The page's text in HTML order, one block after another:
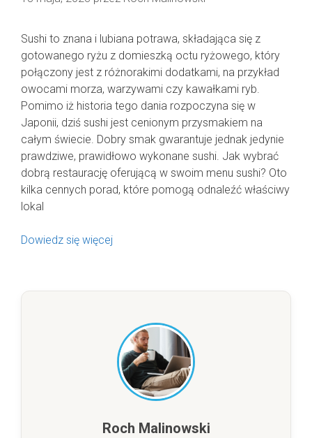
Sushi to znana i lubiana potrawa, składająca się z
gotowanego ryżu z domieszką octu ryżowego, który
połączony jest z różnorakimi dodatkami, na przykład
owocami morza, warzywami czy kawałkami ryb.
Pomimo iż historia tego dania rozpoczyna się w
Japonii, dziś sushi jest cenionym przysmakiem na
całym świecie. Dobry smak gwarantuje jednak jedynie
prawdziwe, prawidłowo wykonane sushi. Jak wybrać
dobrą restaurację oferującą w swoim menu sushi? Oto
kilka cennych porad, które pomogą odnaleźć właściwy
lokal
Dowiedz się więcej
Roch Malinowski